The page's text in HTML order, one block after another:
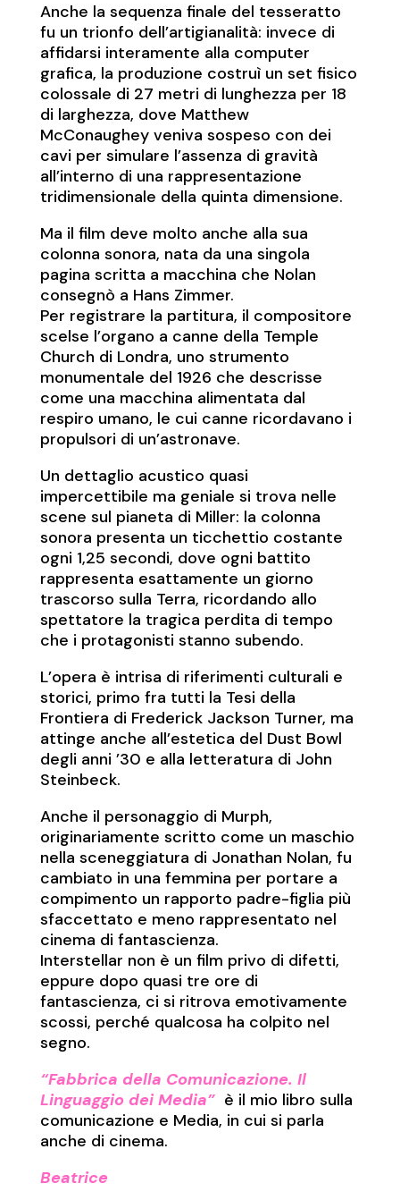
Anche la sequenza finale del tesseratto
fu un trionfo dell’artigianalità: invece di
affidarsi interamente alla computer
grafica, la produzione costruì un set fisico
colossale di 27 metri di lunghezza per 18
di larghezza, dove Matthew
McConaughey veniva sospeso con dei
cavi per simulare l’assenza di gravità
all’interno di una rappresentazione
tridimensionale della quinta dimensione.
Ma il film deve molto anche alla sua
colonna sonora, nata da una singola
pagina scritta a macchina che Nolan
consegnò a Hans Zimmer.
Per registrare la partitura, il compositore
scelse l’organo a canne della Temple
Church di Londra, uno strumento
monumentale del 1926 che descrisse
come una macchina alimentata dal
respiro umano, le cui canne ricordavano i
propulsori di un’astronave.
Un dettaglio acustico quasi
impercettibile ma geniale si trova nelle
scene sul pianeta di Miller: la colonna
sonora presenta un ticchettio costante
ogni 1,25 secondi, dove ogni battito
rappresenta esattamente un giorno
trascorso sulla Terra, ricordando allo
spettatore la tragica perdita di tempo
che i protagonisti stanno subendo.
L’opera è intrisa di riferimenti culturali e
storici, primo fra tutti la Tesi della
Frontiera di Frederick Jackson Turner, ma
attinge anche all’estetica del Dust Bowl
degli anni ’30 e alla letteratura di John
Steinbeck.
Anche il personaggio di Murph,
originariamente scritto come un maschio
nella sceneggiatura di Jonathan Nolan, fu
cambiato in una femmina per portare a
compimento un rapporto padre-figlia più
sfaccettato e meno rappresentato nel
cinema di fantascienza.
Interstellar non è un film privo di difetti,
eppure dopo quasi tre ore di
fantascienza, ci si ritrova emotivamente
scossi, perché qualcosa ha colpito nel
segno.
“Fabbrica della Comunicazione. Il
Linguaggio dei Media”è il mio libro sulla
comunicazione e Media, in cui si parla
anche di cinema.
Beatrice